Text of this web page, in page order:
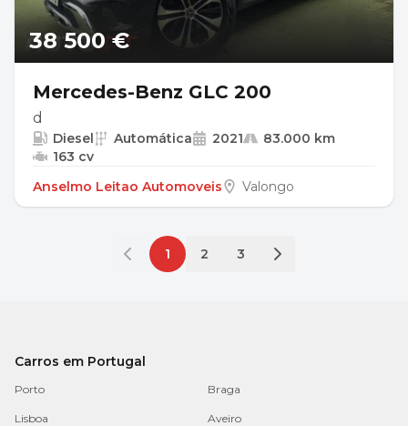
38 500 €
Mercedes-Benz GLC 200
d
Diesel Automática 2021
83.000 km
163 cv
Anselmo Leitao Automoveis
Valongo
1 2 3
Carros em Portugal
Porto Braga
Lisboa Aveiro